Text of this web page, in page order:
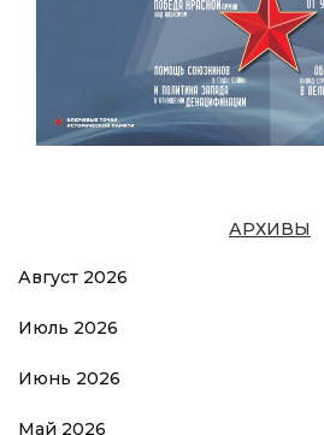
АРХИВЫ
Август 2026
Июль 2026
Июнь 2026
Май 2026